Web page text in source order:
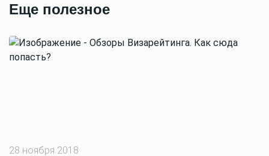
Еще полезное
28 ноября 2018